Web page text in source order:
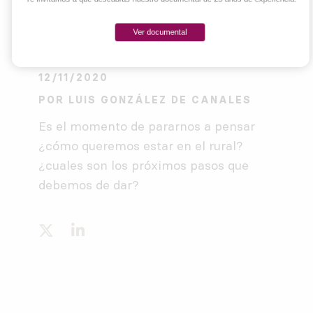
12/11/2020
POR
LUIS GONZÁLEZ DE CANALES
Es el momento de pararnos a pensar
¿cómo queremos estar en el rural?
¿cuales son los próximos pasos que
debemos de dar?
Ver documental